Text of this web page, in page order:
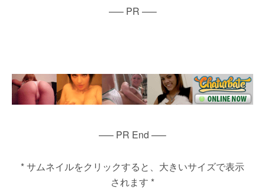
—– PR —–
—– PR End —–
* サムネイルをクリックすると、大きいサイズで表示
されます *